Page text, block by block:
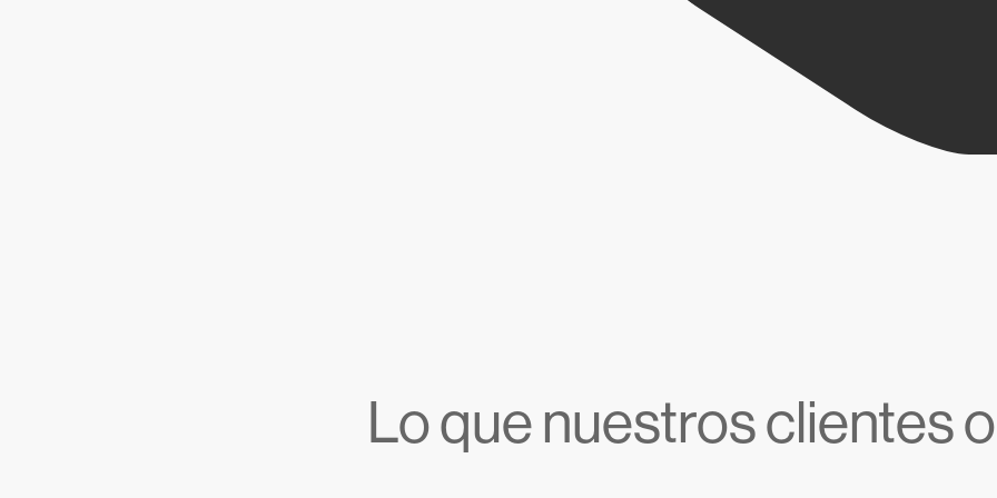
Lo que nuestros clientes